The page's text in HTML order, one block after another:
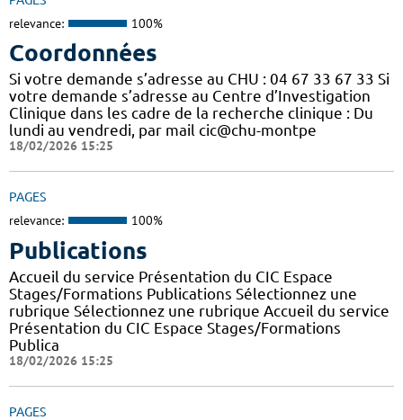
relevance: 100%
Coordonnées
Si votre demande s’adresse au CHU : 04 67 33 67 33 Si
votre demande s’adresse au Centre d’Investigation
Clinique dans les cadre de la recherche clinique : Du
lundi au vendredi, par mail cic@chu-montpe
18/02/2026 15:25
PAGES
relevance: 100%
Publications
Accueil du service Présentation du CIC Espace
Stages/Formations Publications Sélectionnez une
rubrique Sélectionnez une rubrique Accueil du service
Présentation du CIC Espace Stages/Formations
Publica
18/02/2026 15:25
PAGES